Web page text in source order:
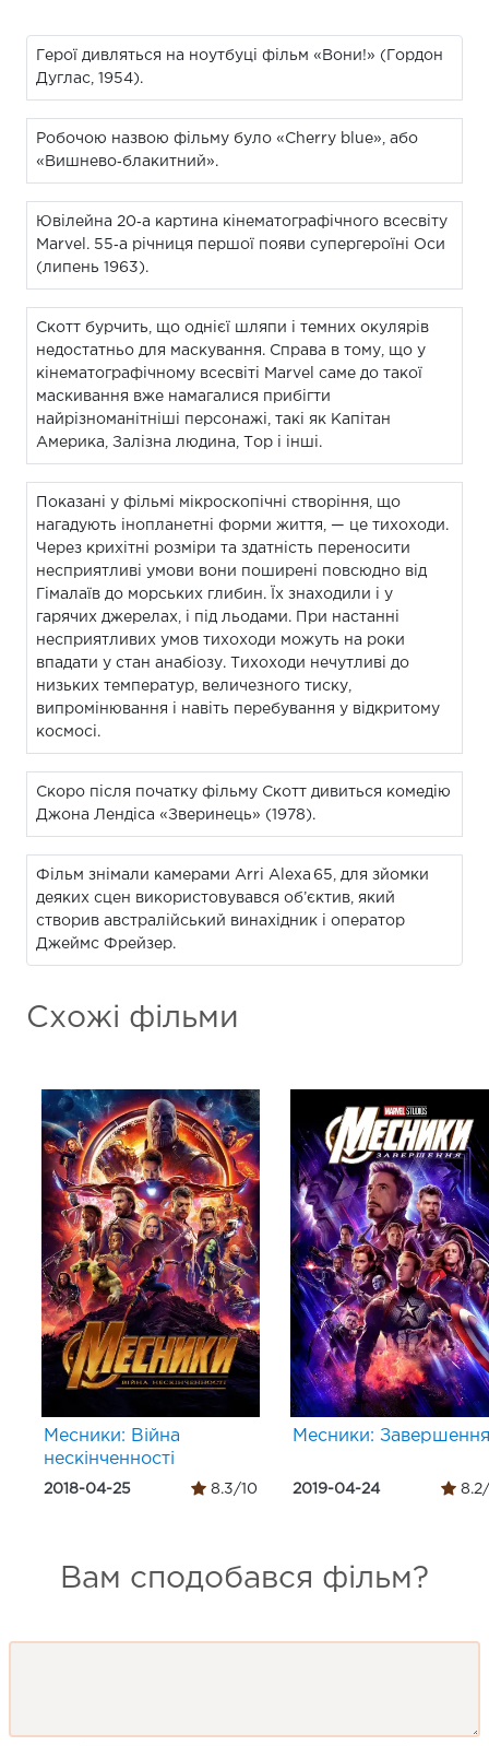
Герої дивляться на ноутбуці фільм «Вони!» (Гордон
Дуглас, 1954).
Робочою назвою фільму було «Cherry blue», або
«Вишнево‑блакитний».
Ювілейна 20‑а картина кінематографічного всесвіту
Marvel. 55‑а річниця першої появи супергероїні Оси
(липень 1963).
Скотт бурчить, що однієї шляпи і темних окулярів
недостатньо для маскування. Справа в тому, що у
кінематографічному всесвіті Marvel саме до такої
маскивання вже намагалися прибігти
найрізноманітніші персонажі, такі як Капітан
Америка, Залізна людина, Тор і інші.
Показані у фільмі мікроскопічні створіння, що
нагадують інопланетні форми життя, — це тихоходи.
Через крихітні розміри та здатність переносити
несприятливі умови вони поширені повсюдно від
Гімалаїв до морських глибин. Їх знаходили і у
гарячих джерелах, і під льодами. При настанні
несприятливих умов тихоходи можуть на роки
впадати у стан анабіозу. Тихоходи нечутливі до
низьких температур, величезного тиску,
випромінювання і навіть перебування у відкритому
космосі.
Скоро після початку фільму Скотт дивиться комедію
Джона Лендіса «Зверинець» (1978).
Фільм знімали камерами Arri Alexa 65, для зйомки
деяких сцен використовувався об’єктив, який
створив австралійський винахідник і оператор
Джеймс Фрейзер.
Схожі фільми
Месники: Війна
нескінченності
2018-04-25 8.3/10
Месники: Завершення
2019-04-24 8.2/
Вам сподобався фільм?